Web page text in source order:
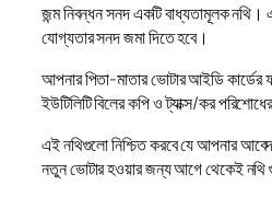
জন্ম নিবন্ধন সনদ একটি বাধ্যতামূলক নথি।
যোগ্যতার সনদ জমা দিতে হবে।
আপনার পিতা-মাতার ভোটার আইডি কার্ডের
ইউটিলিটি বিলের কপি ও ট্যাক্স/কর
এই নথিগুলো নিশ্চিত করবে যে আপনার
নতুন ভোটার হওয়ার জন্য আগে থেকেই নথি